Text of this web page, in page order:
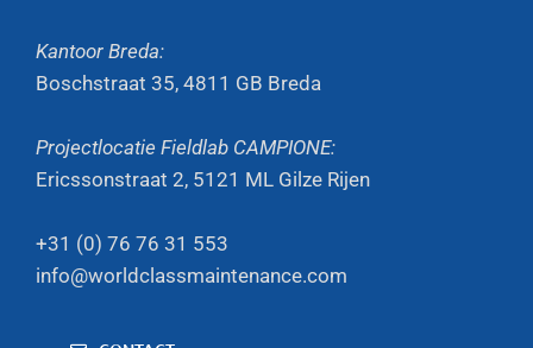
Kantoor Breda:
Boschstraat 35, 4811 GB Breda
Projectlocatie Fieldlab CAMPIONE:
Ericssonstraat 2, 5121 ML Gilze Rijen
+31 (0) 76 76 31 553
info@worldclassmaintenance.com